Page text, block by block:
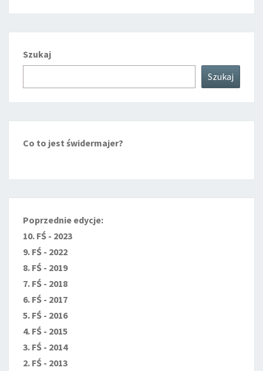
Szukaj
Szukaj
Co to jest świdermajer?
Poprzednie edycje:
10. FŚ - 2023
9. FŚ - 2022
8. FŚ - 2019
7. FŚ - 2018
6. FŚ - 2017
5. FŚ - 2016
4. FŚ - 2015
3. FŚ - 2014
2. FŚ - 2013